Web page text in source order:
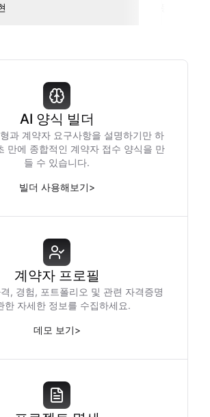
AI 양식 빌더
과 계약자 요구사항을 설명하기만 하
만에 종합적인 계약자 접수 양식을 만
들 수 있습니다.
빌더 사용해보기>
계약자 프로필
, 경험, 포트폴리오 및 관련 자격증명
한 자세한 정보를 수집하세요.
데모 보기>